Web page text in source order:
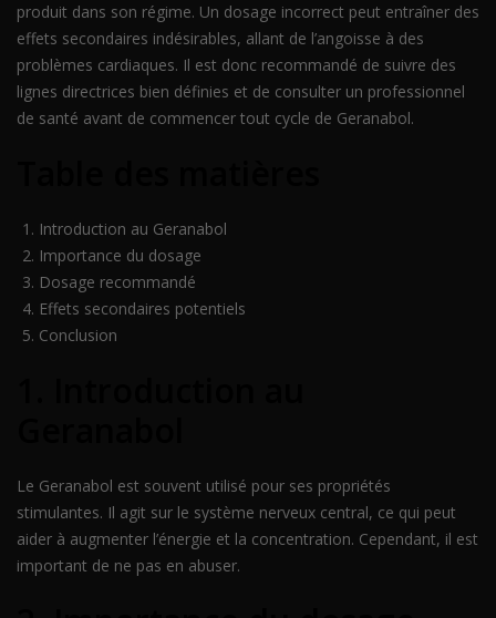
produit dans son régime. Un dosage incorrect peut entraîner des
effets secondaires indésirables, allant de l’angoisse à des
problèmes cardiaques. Il est donc recommandé de suivre des
lignes directrices bien définies et de consulter un professionnel
de santé avant de commencer tout cycle de Geranabol.
Introduction au Geranabol
Importance du dosage
Dosage recommandé
Effets secondaires potentiels
Conclusion
Le Geranabol est souvent utilisé pour ses propriétés
stimulantes. Il agit sur le système nerveux central, ce qui peut
aider à augmenter l’énergie et la concentration. Cependant, il est
important de ne pas en abuser.